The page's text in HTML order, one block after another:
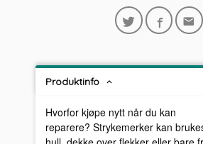
Produktinfo
Hvorfor kjøpe nytt når du kan
reparere? Strykemerker kan